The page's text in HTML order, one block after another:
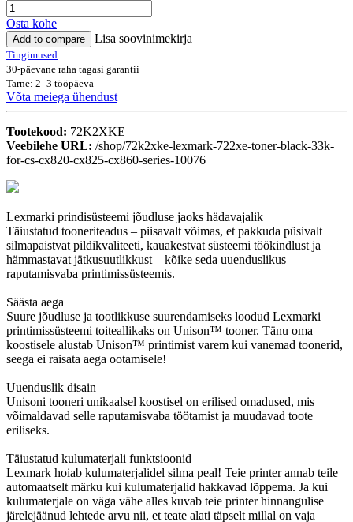
Osta kohe
Add to compare Lisa soovinimekirja
Tingimused
30-päevane raha tagasi garantii
Tarne: 2–3 tööpäeva
Võta meiega ühendust
Tootekood: 72K2XKE
Veebilehe URL: /shop/72k2xke-lexmark-722xe-toner-black-33k-
for-cs-cx820-cx825-cx860-series-10076
Lexmarki prindisüsteemi jõudluse jaoks hädavajalik
Täiustatud tooneriteadus – piisavalt võimas, et pakkuda püsivalt
silmapaistvat pildikvaliteeti, kauakestvat süsteemi töökindlust ja
hämmastavat jätkusuutlikkust – kõike seda uuenduslikus
raputamisvaba printimissüsteemis.
Säästa aega
Suure jõudluse ja tootlikkuse suurendamiseks loodud Lexmarki
printimissüsteemi toiteallikaks on Unison™ tooner. Tänu oma
koostisele alustab Unison™ printimist varem kui vanemad toonerid,
seega ei raisata aega ootamisele!
Uuenduslik disain
Unisoni tooneri unikaalsel koostisel on erilised omadused, mis
võimaldavad selle raputamisvaba töötamist ja muudavad toote
eriliseks.
Täiustatud kulumaterjali funktsioonid
Lexmark hoiab kulumaterjalidel silma peal! Teie printer annab teile
automaatselt märku kui kulumaterjalid hakkavad lõppema. Ja kui
kulumaterjale on väga vähe alles kuvab teie printer hinnangulise
järelejäänud lehtede arvu nii, et teate alati täpselt millal on vaja